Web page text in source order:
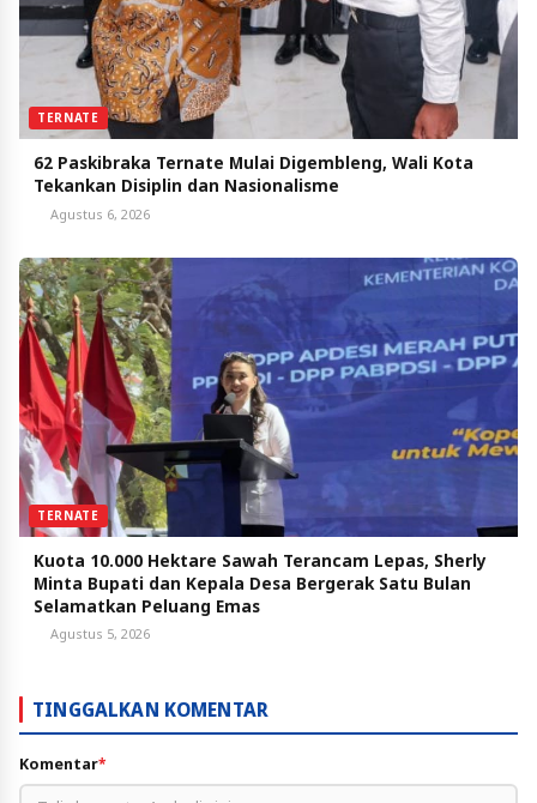
TERNATE
62 Paskibraka Ternate Mulai Digembleng, Wali Kota
Tekankan Disiplin dan Nasionalisme
Agustus 6, 2026
TERNATE
Kuota 10.000 Hektare Sawah Terancam Lepas, Sherly
Minta Bupati dan Kepala Desa Bergerak Satu Bulan
Selamatkan Peluang Emas
Agustus 5, 2026
TINGGALKAN KOMENTAR
Komentar*